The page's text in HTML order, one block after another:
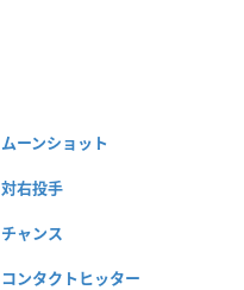
ムーンショット
対右投手
チャンス
コンタクトヒッター